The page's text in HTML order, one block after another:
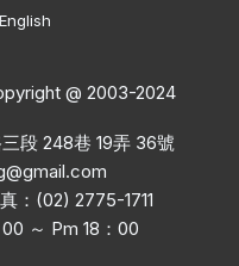
English
@ 2003-2024
段 248巷 19弄 36號
：(02) 2775-1711
～ Pm 18：00